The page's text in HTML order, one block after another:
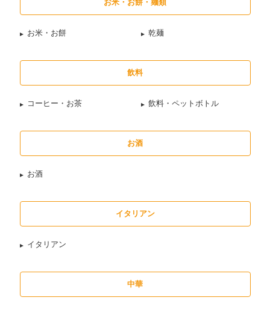
お米・お餅・麺類
お米・お餅 乾麺
飲料
コーヒー・お茶 飲料・ペットボトル
お酒
お酒
イタリアン
イタリアン
中華